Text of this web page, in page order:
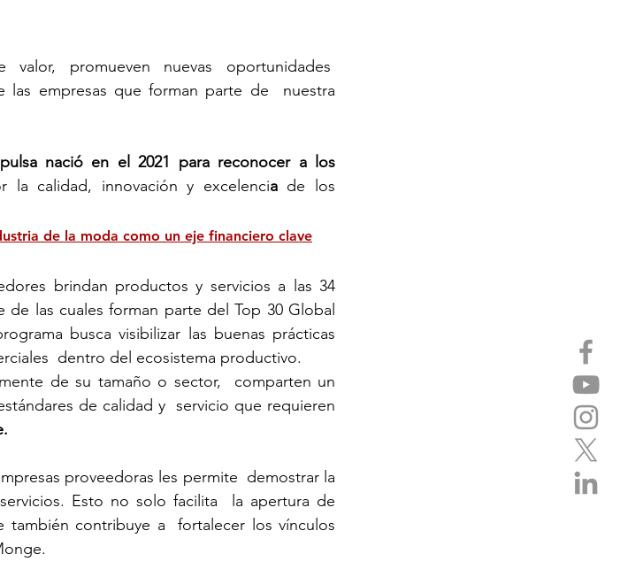
valor, promueven nuevas oportunidades
empresas que forman parte de  nuestra
nació en el 2021 para reconocer a los
la calidad, innovación y excelencia de los
de la moda como un eje financiero clave
brindan productos y servicios a las 34
las cuales forman parte del Top 30 Global
busca visibilizar las buenas prácticas
dentro del ecosistema productivo.
de su tamaño o sector,  comparten un
de calidad y  servicio que requieren
proveedoras les permite  demostrar la
Esto no solo facilita  la apertura de
contribuye a  fortalecer los vínculos